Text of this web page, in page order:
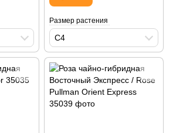
Размер растения
С4